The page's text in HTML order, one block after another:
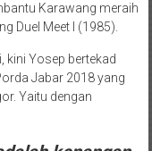
Karawang meraih
Duel Meet I (1985).
kini Yosep bertekad
Jabar 2018 yang
Yaitu dengan